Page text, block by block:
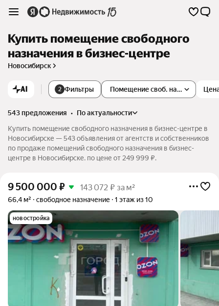
Купить помещение свободного
назначения в бизнес-центре
Новосибирск
AI 2 Фильтры Помещение своб. назначения
543 предложения •
по актуальности
Купить помещение свободного назначения в бизнес-центре в
Новосибирске — 543 объявления от агентств и собственников
по продаже помещений свободного назначения в бизнес-
центре в Новосибирске. по цене от 249 999 ₽.
9 500 000 ₽ 143 072 ₽ за м²
66,4 м² свободное назначение 1 этаж из 10
новостройка